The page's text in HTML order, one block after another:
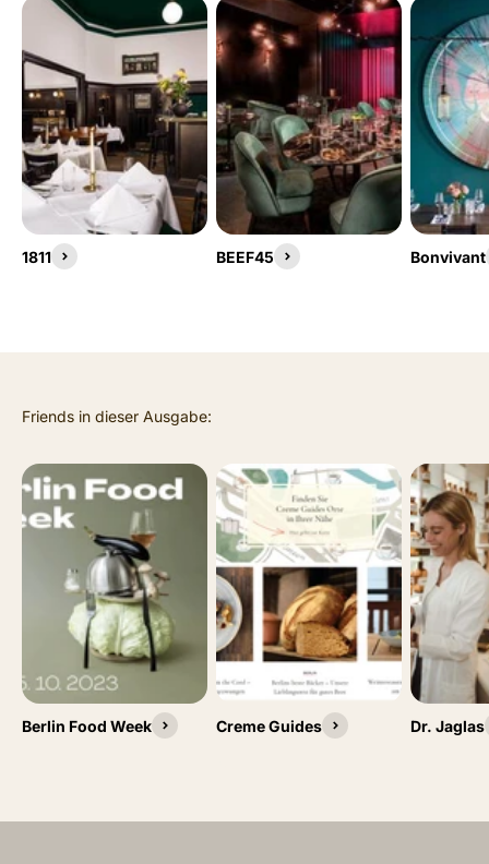
1811 BEEF45 Bonvivant
Berlin Food Week Creme Guides Dr. Jaglas